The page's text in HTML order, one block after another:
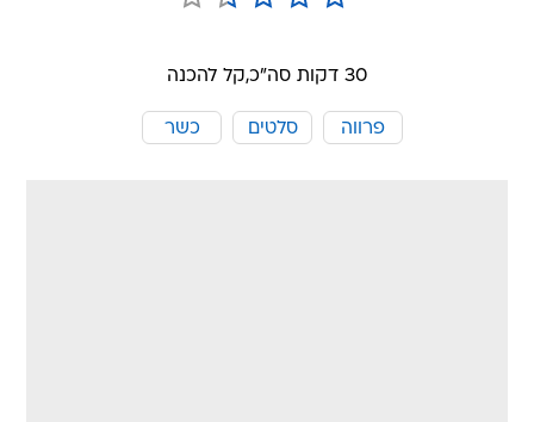
30 דקות סה"כ, קל להכנה
פרווה סלטים כשר